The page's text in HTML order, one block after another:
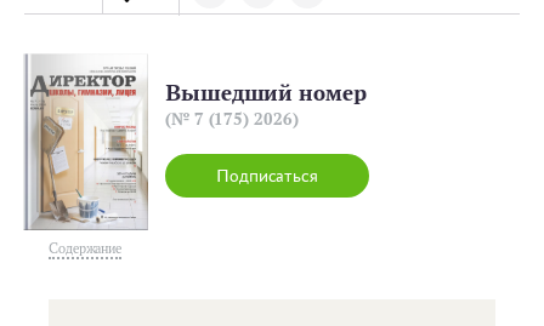
Содержание
Подписаться
Вышедший номер
(№ 7 (175) 2026)